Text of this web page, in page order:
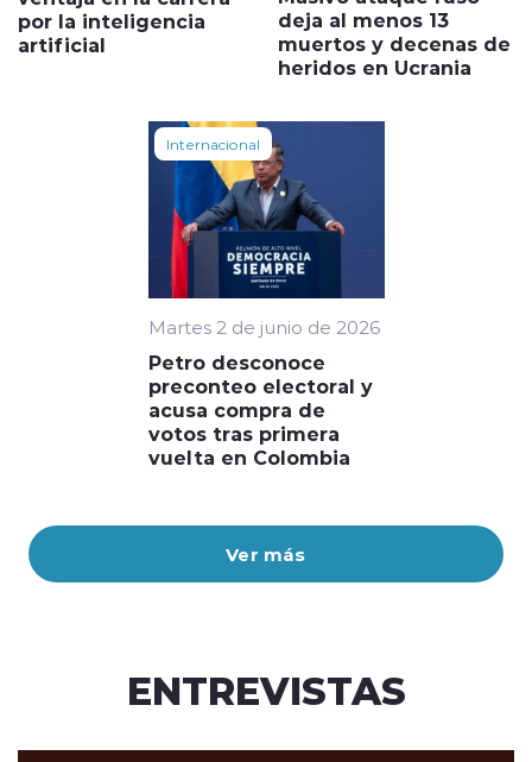
Ver más
por la inteligencia
artificial
deja al menos 13
muertos y decenas de
heridos en Ucrania
Internacional
Martes 2 de junio de 2026
Petro desconoce
preconteo electoral y
acusa compra de
votos tras primera
vuelta en Colombia
ENTREVISTAS